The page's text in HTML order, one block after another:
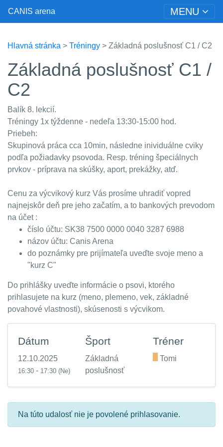
CANIS arena MENU
Hlavná stránka > Tréningy > Základná poslušnosť C1 / C2
Základná poslušnosť C1 /
C2
Balík 8. lekcií.
Tréningy 1x týždenne - nedeľa 13:30-15:00 hod.
Priebeh:
Skupinová práca cca 10min, následne inividuálne cviky
podľa požiadavky psovoda. Resp. tréning špeciálnych
prvkov - príprava na skúšky, aport, prekážky, atď.
Cenu za výcvikový kurz Vás prosíme uhradiť vopred
najnejskôr deň pre jeho začatím, a to bankových prevodom
na účet :
číslo účtu: SK38 7500 0000 0040 3287 6988
názov účtu: Canis Arena
do poznámky pre prijímateľa uveďte svoje meno a
"kurz C"
Do prihlášky uveďte informácie o psovi, ktorého
prihlasujete na kurz (meno, plemeno, vek, základné
povahové vlastnosti), skúsenosti s výcvikom.
Dátum
12.10.2025
16:30 - 17:30 (Ne)
Šport
Základná
poslušnosť
Tréner
Tomi
Na túto udalosť nie je povolené prihlasovanie.